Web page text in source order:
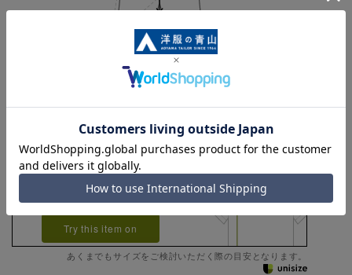
AB8 AB9
Check the recommended
size
Try this item on
あくまでもサイズをご検討いただく際の目安となります。